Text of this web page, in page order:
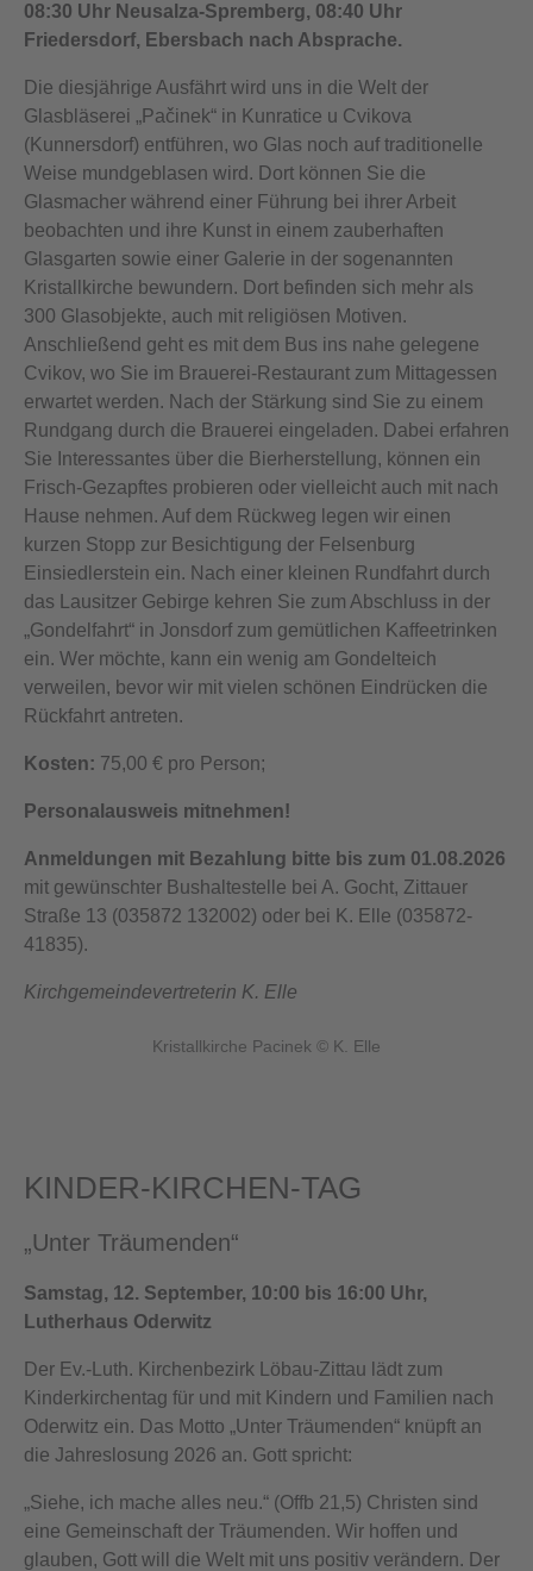
Kristallkirche Pacinek © K. Elle
08:30 Uhr Neusalza-Spremberg, 08:40 Uhr
Friedersdorf, Ebersbach nach Absprache.
Die diesjährige Ausfährt wird uns in die Welt der
Glasbläserei „Pačinek“ in Kunratice u Cvikova
(Kunnersdorf) entführen, wo Glas noch auf traditionelle
Weise mundgeblasen wird. Dort können Sie die
Glasmacher während einer Führung bei ihrer Arbeit
beobachten und ihre Kunst in einem zauberhaften
Glasgarten sowie einer Galerie in der sogenannten
Kristallkirche bewundern. Dort befinden sich mehr als
300 Glasobjekte, auch mit religiösen Motiven.
Anschließend geht es mit dem Bus ins nahe gelegene
Cvikov, wo Sie im Brauerei-Restaurant zum Mittagessen
erwartet werden. Nach der Stärkung sind Sie zu einem
Rundgang durch die Brauerei eingeladen. Dabei erfahren
Sie Interessantes über die Bierherstellung, können ein
Frisch-Gezapftes probieren oder vielleicht auch mit nach
Hause nehmen. Auf dem Rückweg legen wir einen
kurzen Stopp zur Besichtigung der Felsenburg
Einsiedlerstein ein. Nach einer kleinen Rundfahrt durch
das Lausitzer Gebirge kehren Sie zum Abschluss in der
„Gondelfahrt“ in Jonsdorf zum gemütlichen Kaffeetrinken
ein. Wer möchte, kann ein wenig am Gondelteich
verweilen, bevor wir mit vielen schönen Eindrücken die
Rückfahrt antreten.
Kosten: 75,00 € pro Person;
Personalausweis mitnehmen!
Anmeldungen mit Bezahlung bitte bis zum 01.08.2026
mit gewünschter Bushaltestelle bei A. Gocht, Zittauer
Straße 13 (035872 132002) oder bei K. Elle (035872-
41835).
Kirchgemeindevertreterin K. Elle
KINDER-KIRCHEN-TAG
„Unter Träumenden“
Samstag, 12. September, 10:00 bis 16:00 Uhr,
Lutherhaus Oderwitz
Der Ev.-Luth. Kirchenbezirk Löbau-Zittau lädt zum
Kinderkirchentag für und mit Kindern und Familien nach
Oderwitz ein. Das Motto „Unter Träumenden“ knüpft an
die Jahreslosung 2026 an. Gott spricht:
„Siehe, ich mache alles neu.“ (Offb 21,5) Christen sind
eine Gemeinschaft der Träumenden. Wir hoffen und
glauben, Gott will die Welt mit uns positiv verändern. Der